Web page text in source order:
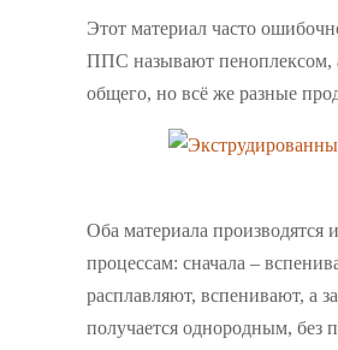
Этот материал часто
ППС называют пеноплексом,
общего, но всё же разные
Оба материала производятся
процессам: сначала –
расплавляют, вспенивают, а
получается однородным, без